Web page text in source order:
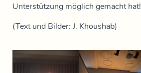
Unterstützung möglich gemacht hat!
(Text und Bilder: J. Khoushab)